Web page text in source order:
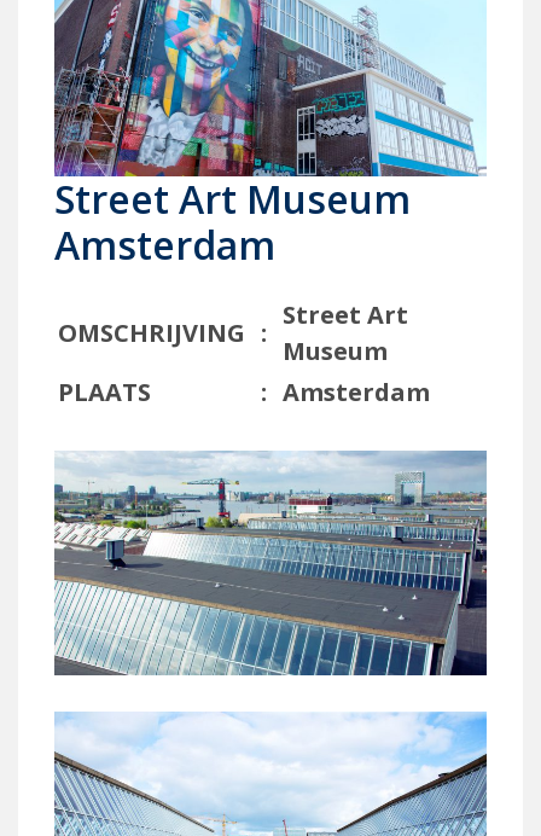
Street Art Museum
Amsterdam
OMSCHRIJVING :
Street Art
Museum
PLAATS
: Amsterdam